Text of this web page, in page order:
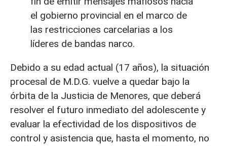
el gobierno provincial en el marco de
las restricciones carcelarias a los
líderes de bandas narco.
Debido a su edad actual (17 años), la situación
procesal de M.D.G. vuelve a quedar bajo la
órbita de la Justicia de Menores, que deberá
resolver el futuro inmediato del adolescente y
evaluar la efectividad de los dispositivos de
control y asistencia que, hasta el momento, no